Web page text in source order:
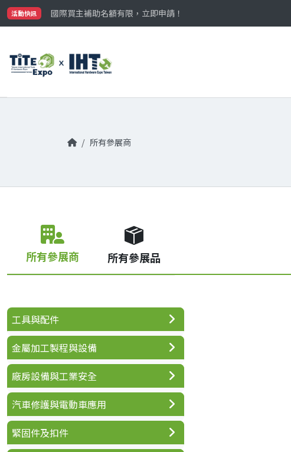
活動快訊
國際買主補助名額有限，立即申請！
參觀門票開放申請中‼️
所有參展商
所有參展商 所有參展品
工具與配件
金屬加工製程與設備
廠房設備與工業安全
汽車修護與電動車應用
緊固件及扣件